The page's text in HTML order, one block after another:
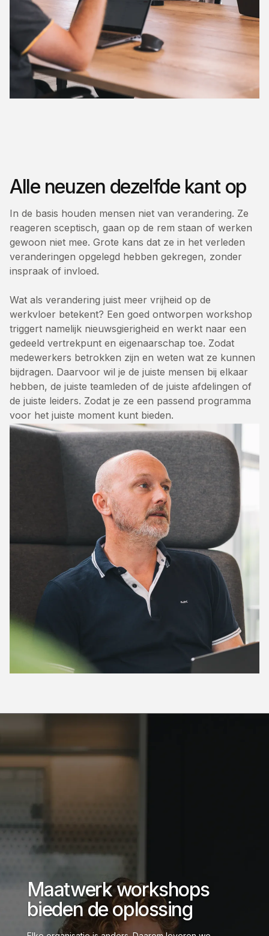
Alle neuzen dezelfde kant op
In de basis houden mensen niet van verandering. Ze
reageren sceptisch, gaan op de rem staan of werken
gewoon niet mee. Grote kans dat ze in het verleden
veranderingen opgelegd hebben gekregen, zonder
inspraak of invloed.
Wat als verandering juist meer vrijheid op de
werkvloer betekent? Een goed ontworpen workshop
triggert namelijk nieuwsgierigheid en werkt naar een
gedeeld vertrekpunt en eigenaarschap toe. Zodat
medewerkers betrokken zijn en weten wat ze kunnen
bijdragen. Daarvoor wil je de juiste mensen bij elkaar
hebben, de juiste teamleden of de juiste afdelingen of
de juiste leiders. Zodat je ze een passend programma
voor het juiste moment kunt bieden.
Maatwerk workshops
bieden de oplossing